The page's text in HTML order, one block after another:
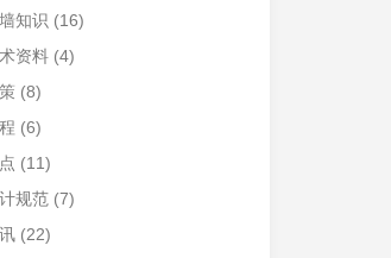
知识 (16)
资料(4)
(8)
(6)
(11)
规范(7)
(22)